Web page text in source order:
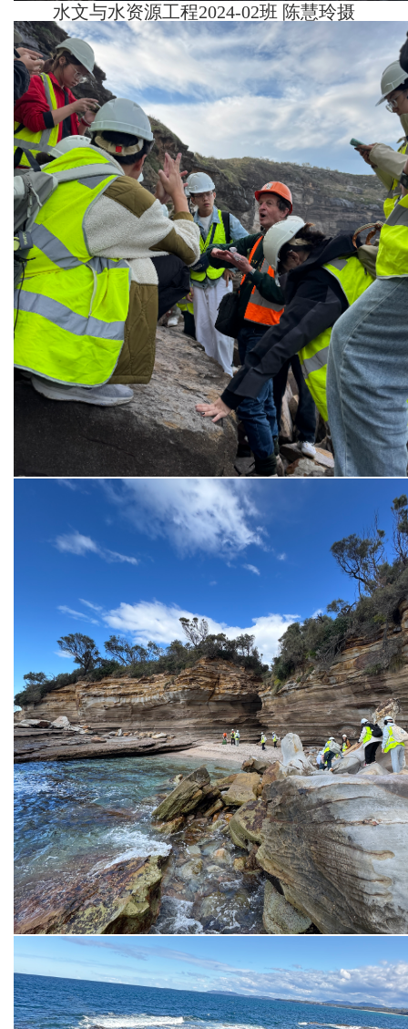
水文与水资源工程2024-02班 陈慧玲摄